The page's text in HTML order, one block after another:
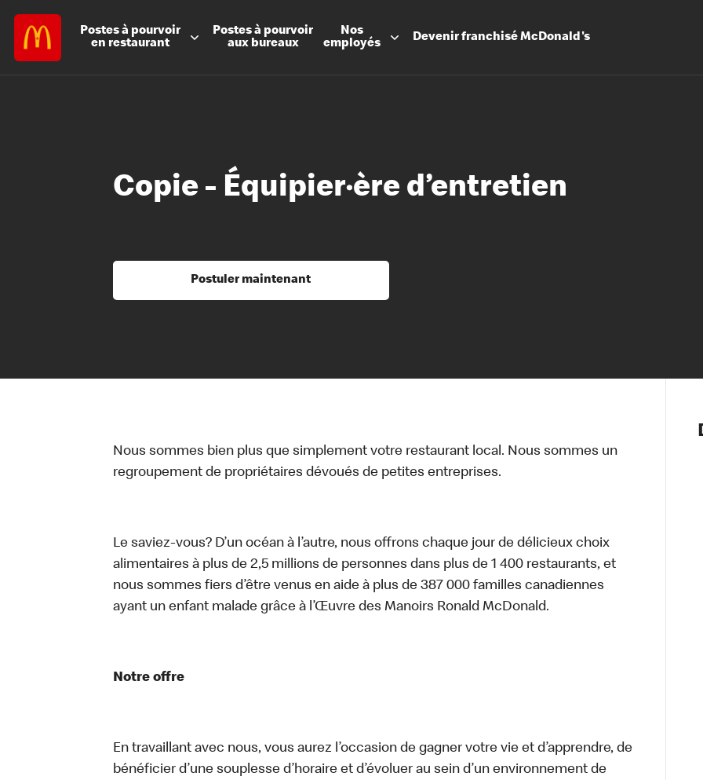
Postes à pourvoir
en restaurant
Postes à pourvoir
aux bureaux
Nos
employés
DevenirfranchiséMcDonald's
Les
Notre
Nos
Santé et
Copie - Équipier·ère d’entretien
Postuler maintenant
Nous sommes bien plus que simplement votre restaurant local. Nous sommes un
regroupement de propriétaires dévoués de petites entreprises.
Le saviez-vous? D’un océan à l’autre, nous offrons chaque jour de délicieux choix
alimentaires à plus de 2,5 millions de personnes dans plus de 1 400 restaurants, et
nous sommes fiers d’être venus en aide à plus de 387 000 familles canadiennes
ayant un enfant malade grâce à l’Œuvre des Manoirs Ronald McDonald.
Notre offre
En travaillant avec nous, vous aurez l’occasion de gagner votre vie et d’apprendre, de
bénéficier d’une souplesse d’horaire et d’évoluer au sein d’un environnement de